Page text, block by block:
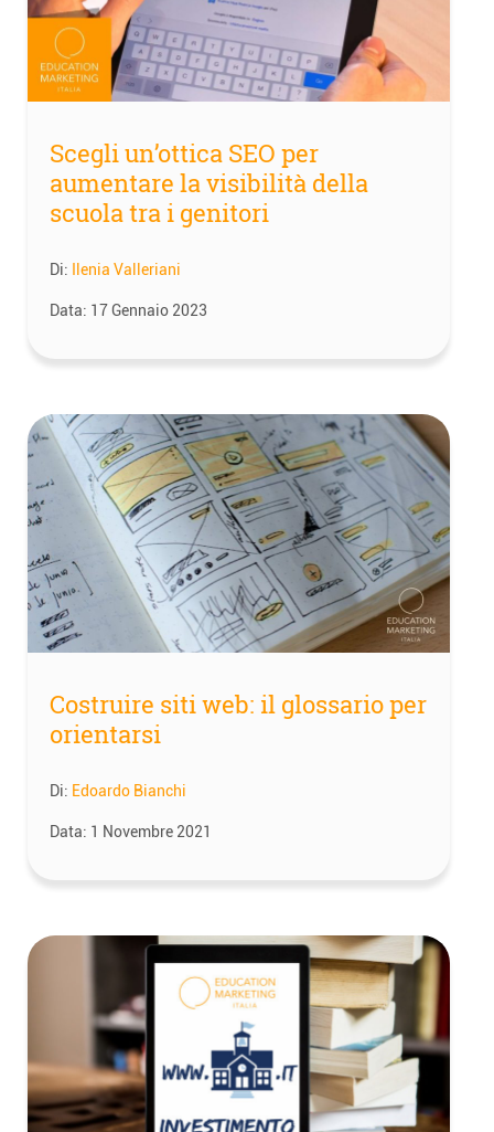
Scegli un’ottica SEO per
aumentare la visibilità della
scuola tra i genitori
Di: Ilenia Valleriani
Data: 17 Gennaio 2023
Costruire siti web: il glossario per
orientarsi
Di: Edoardo Bianchi
Data: 1 Novembre 2021